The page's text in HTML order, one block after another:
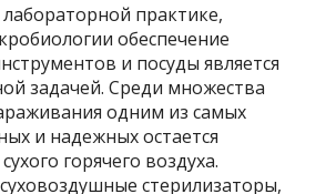
практике,
обеспечение
и посуды является
задачей. Среди множества
одним из самых
и надежных остается
горячего воздуха.
стерилизаторы,